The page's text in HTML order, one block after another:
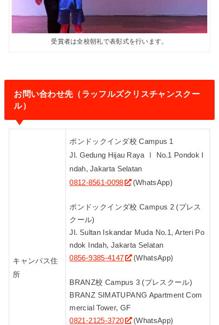
受賞者は全校朝礼で表彰式を行います。
お問い合わせ先（ラッフルズクリスチャンスクー
ル）
キャンパス住
所
ポンドックインダ校 Campus 1
Jl. Gedung Hijau Raya Ⅰ No.1 Pondok I
ndah, Jakarta Selatan
0812-8561-0098
(WhatsApp)
ポンドックインダ校 Campus 2 (プレス
クール)
Jl. Sultan Iskandar Muda No.1, Arteri Po
ndok Indah, Jakarta Selatan
0856-9385-4147
(WhatsApp)
BRANZ校 Campus 3 (プレスクール)
BRANZ SIMATUPANG Apartment Com
mercial Tower, GF
0821-2125-3720
(WhatsApp)